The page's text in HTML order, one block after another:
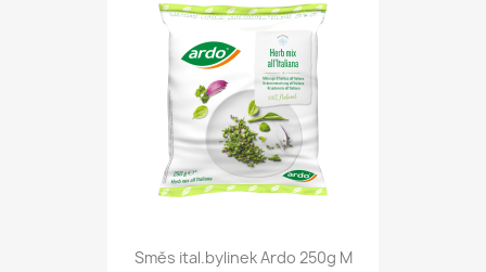
Směs ital.bylinek Ardo 250g M